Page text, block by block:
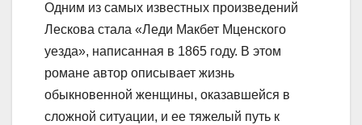
Одним из самых известных произведений
Лескова стала «Леди Макбет Мценского
уезда», написанная в 1865 году. В этом
романе автор описывает жизнь
обыкновенной женщины, оказавшейся в
сложной ситуации, и ее тяжелый путь к